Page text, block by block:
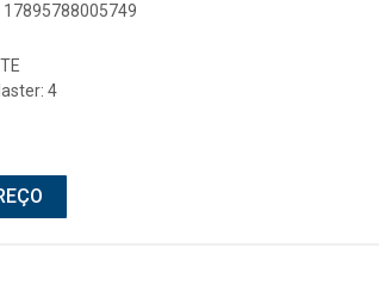
17895788005749
4